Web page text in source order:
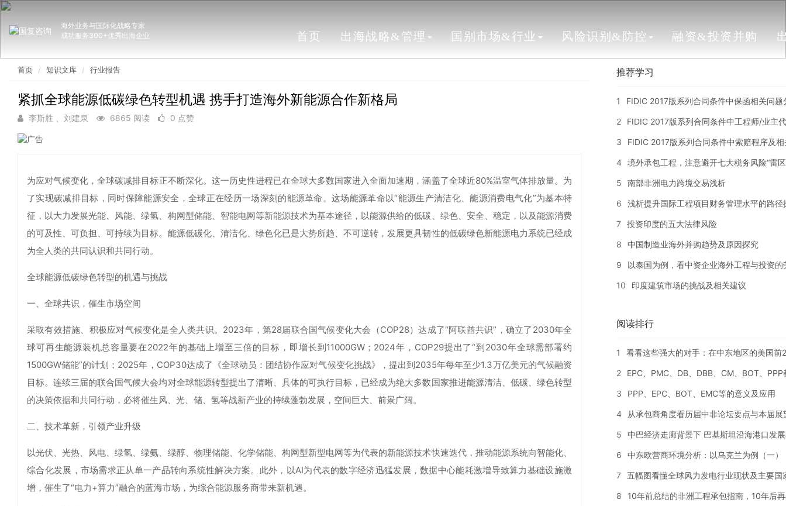
海外业务与国际化战略专家
成功服务300+优秀出海企业
首页 出海战略&管理 国别市场&行业 风险识别&防控 融资&投资并购
首页 知识文库 行业报告
紧抓全球能源低碳绿色转型机遇 携手打造海外新能源合作新格局
李斯胜 、刘建泉 6865 阅读 0 点赞
为应对气候变化，全球碳减排目标正不断深化。这一历史性进程已在全球大多数国家进入全面加速期，涵盖了全球近80%温室气体排放量。为
了实现碳减排目标，同时保障能源安全，全球正在经历一场深刻的能源革命。这场能源革命以“能源生产清洁化、能源消费电气化”为基本特
征，以大力发展光能、风能、绿氢、构网型储能、智能电网等新能源技术为基本途径，以能源供给的低碳、绿色、安全、稳定，以及能源消费
的可及性、可负担、可持续为目标。能源低碳化、清洁化、绿色化已是大势所趋、不可逆转，发展更具韧性的低碳绿色新能源电力系统已经成
为全人类的共同认识和共同行动。
全球能源低碳绿色转型的机遇与挑战
一、全球共识，催生市场空间
采取有效措施、积极应对气候变化是全人类共识。2023年，第28届联合国气候变化大会（COP28）达成了“阿联酋共识”，确立了2030年全
球可再生能源装机总容量要在2022年的基础上增至三倍的目标，即增长到11000GW；2024年，COP29提出了“到2030年全球需部署约
1500GW储能”的计划；2025年，COP30达成了《全球动员：团结协作应对气候变化挑战》，提出到2035年每年至少1.3万亿美元的气候融资
目标。连续三届的联合国气候大会均对全球能源转型提出了清晰、具体的可执行目标，已经成为绝大多数国家推进能源清洁、低碳、绿色转型
的决策依据和共同行动，必将催生风、光、储、氢等战新产业的持续蓬勃发展，空间巨大、前景广阔。
二、技术革新，引领产业升级
以光伏、光热、风电、绿氢、绿氨、绿醇、物理储能、化学储能、构网型新型电网等为代表的新能源技术快速迭代，推动能源系统向智能化、
综合化发展，市场需求正从单一产品转向系统性解决方案。此外，以AI为代表的数字经济迅猛发展，数据中心能耗激增导致算力基础设施激
增，催生了“电力+算力”融合的蓝海市场，为综合能源服务商带来新机遇。
推荐学习
1 FIDIC 2017版系列合同条件中保函相关问题
2 FIDIC 2017版系列合同条件中工程师/业主
3 FIDIC 2017版系列合同条件中索赔程序及
4 境外承包工程，注意避开七大税务风险“雷区
5 南部非洲电力跨境交易浅析
6 浅析提升国际工程项目财务管理水平的路径
7 投资印度的五大法律风险
8 中国制造业海外并购趋势及原因探究
9 以泰国为例，看中资企业海外工程与投资
10 印度建筑市场的挑战及相关建议
阅读排行
1 看看这些强大的对手：在中东地区的美国前
2 EPC、PMC、DB、DBB、CM、BOT、PPP
3 PPP、EPC、BOT、EMC等的意义及应用
4 从承包商角度看历届中非论坛要点与本届展
5 中巴经济走廊背景下 巴基斯坦沿海港口发
6 中东欧营商环境分析：以乌克兰为例（一）
7 五幅图看懂全球风力发电行业现状及主要国
8 10年前总结的非洲工程承包指南，10年后